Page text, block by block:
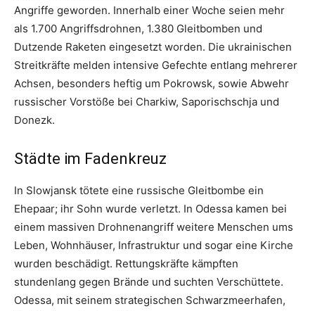
Angriffe geworden. Innerhalb einer Woche seien mehr
als 1.700 Angriffsdrohnen, 1.380 Gleitbomben und
Dutzende Raketen eingesetzt worden. Die ukrainischen
Streitkräfte melden intensive Gefechte entlang mehrerer
Achsen, besonders heftig um Pokrowsk, sowie Abwehr
russischer Vorstöße bei Charkiw, Saporischschja und
Donezk.
Städte im Fadenkreuz
In Slowjansk tötete eine russische Gleitbombe ein
Ehepaar; ihr Sohn wurde verletzt. In Odessa kamen bei
einem massiven Drohnenangriff weitere Menschen ums
Leben, Wohnhäuser, Infrastruktur und sogar eine Kirche
wurden beschädigt. Rettungskräfte kämpften
stundenlang gegen Brände und suchten Verschüttete.
Odessa, mit seinem strategischen Schwarzmeerhafen,